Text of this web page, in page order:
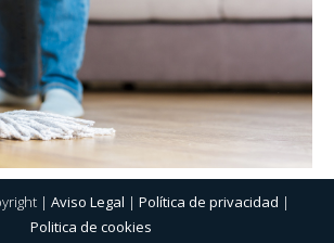
| Aviso Legal | Política de privacidad |
Politica de cookies